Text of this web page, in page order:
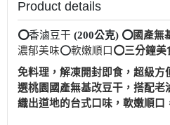
Product details
⭕香滷豆干 (200公克) ⭕國產無
濃郁美味⭕軟嫩順口 ⭕三分鐘美
免料理，解凍開封即食，超級方
選桃園國產無基改豆干，搭配老
織出道地的台式口味，軟嫩順口